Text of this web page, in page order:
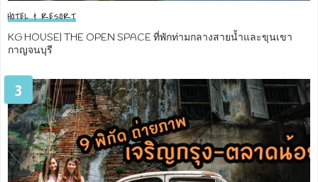
HOTEL & RESORT
KG HOUSE| THE OPEN SPACE ที่พักท่ามกลางสายน้ำและขุนเขา
กาญจนบุรี
3